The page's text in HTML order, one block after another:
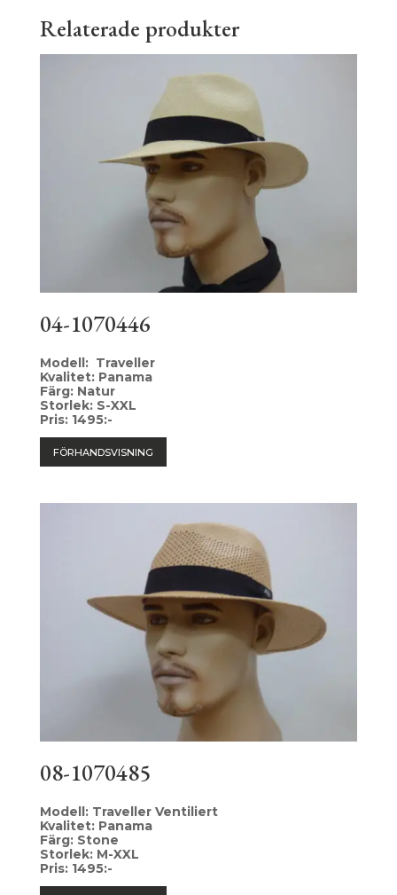
Relaterade produkter
04-1070446
Modell: Traveller
Kvalitet: Panama
Färg: Natur
Storlek: S-XXL
Pris: 1495:-
FÖRHANDSVISNING
08-1070485
Modell: Traveller Ventiliert
Kvalitet: Panama
Färg: Stone
Storlek: M-XXL
Pris: 1495:-